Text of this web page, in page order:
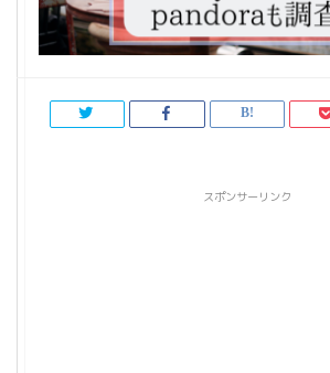
スポンサーリンク